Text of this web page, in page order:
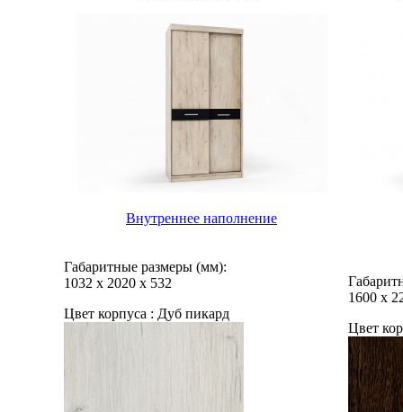
Внутреннее наполнение
Габаритные размеры (мм):
1032 х 2020 х 532
Цвет корпуса : Дуб пикард
1600 х
Цвет